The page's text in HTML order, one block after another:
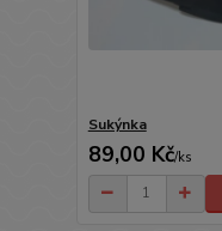
Sukýnka
89,00 Kč/ks